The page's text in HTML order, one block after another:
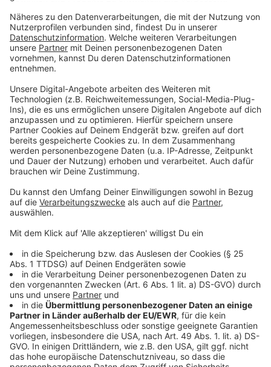
Mehr Informationen
Akzeptieren
powered byUsercentrics Consent
Management Platform
Neve ist verzweifelt. Auf der Suche nach ihrem
Mörder bekommt sie aber Hilfe von ihrem Vater Tom
(Matthew McNulty) und von der geheimnisvollen Katie
(Robin Cara). Nur diese beiden Menschen können Neve
nämlich sehen.
Anzeige
©Copyright: Sky
Neve kann sich nur noch bruchstückhaft an die
Partynacht erinnern. Wer wollte ihr dort böses?^
Anzeige
©Copyright: Sky
Neve will es wissen: Wer hat sie umgebracht? Und wer
hat ein falsches Spiel mit ihr getrieben, als sie noch
am Leben war?
Anzeige